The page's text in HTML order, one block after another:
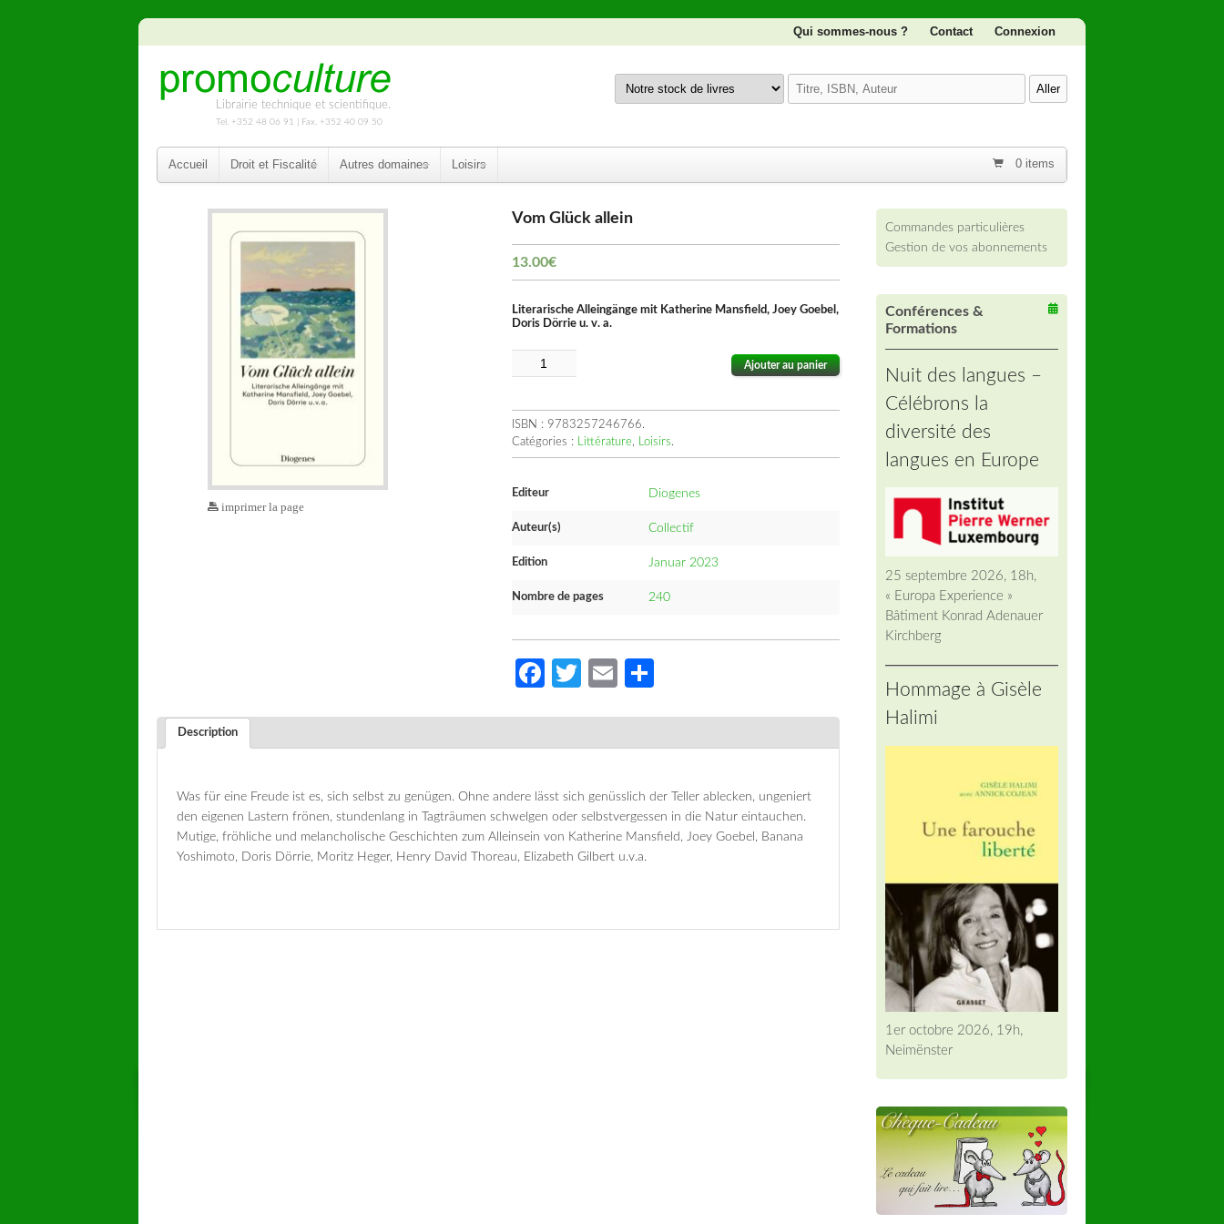
Qui sommes-nous ? Contact Connexion
Librairie technique et scientifique.
Tel. +352 48 06 91 | Fax. +352 40 09 50
0 items
Accueil Droit et Fiscalité Autres domaines Loisirs
imprimer la page
Vom Glück allein
13.00€
Literarische Alleingänge mit Katherine Mansfield, Joey Goebel,
Doris Dörrie u. v. a.
Ajouter au panier
ISBN : 9783257246766.
Catégories : Littérature, Loisirs.
Editeur Diogenes
Auteur(s) Collectif
Edition Januar 2023
Nombre de pages 240
Facebook
Twitter
Email
Description
Was für eine Freude ist es, sich selbst zu genügen. Ohne andere lässt sich genüsslich der Teller ablecken, ungeniert
den eigenen Lastern frönen, stundenlang in Tagträumen schwelgen oder selbstvergessen in die Natur eintauchen.
Mutige, fröhliche und melancholische Geschichten zum Alleinsein von Katherine Mansfield, Joey Goebel, Banana
Yoshimoto, Doris Dörrie, Moritz Heger, Henry David Thoreau, Elizabeth Gilbert u.v.a.
Commandes particulières
Gestion de vos abonnements
Conférences &
Formations
Nuit des langues –
Célébrons la
diversité des
langues en Europe
25 septembre 2026, 18h,
« Europa Experience »
Bâtiment Konrad Adenauer
Kirchberg
Hommage à Gisèle
Halimi
1er octobre 2026, 19h,
Neimënster